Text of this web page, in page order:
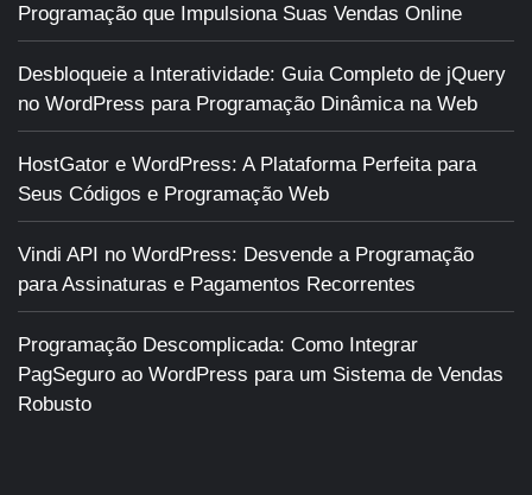
Programação que Impulsiona Suas Vendas Online
Desbloqueie a Interatividade: Guia Completo de jQuery
no WordPress para Programação Dinâmica na Web
HostGator e WordPress: A Plataforma Perfeita para
Seus Códigos e Programação Web
Vindi API no WordPress: Desvende a Programação
para Assinaturas e Pagamentos Recorrentes
Programação Descomplicada: Como Integrar
PagSeguro ao WordPress para um Sistema de Vendas
Robusto